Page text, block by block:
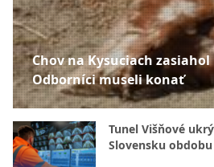
Chov na Kysuciach
Odborníci museli konať
Tunel Višňové
Slovensku obdobu